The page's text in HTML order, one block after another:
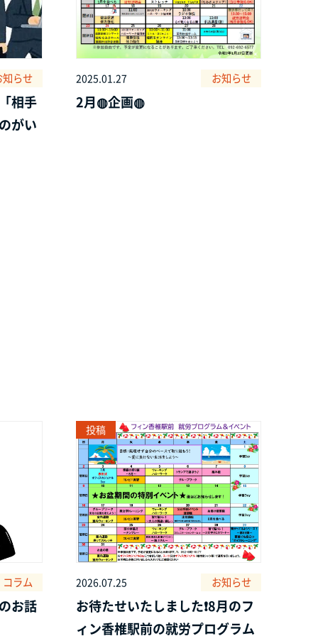
らせ
相手
がい
2025.01.27 お知らせ
2月◍企画◍
コラム
お話
投稿
2026.07.25 お知らせ
お待たせいたしました❗8月のフ
ィン香椎駅前の就労プログラム